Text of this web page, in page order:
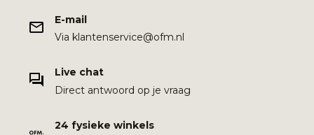
E-mail
Via klantenservice@ofm.nl
Live chat
Direct antwoord op je vraag
24 fysieke winkels